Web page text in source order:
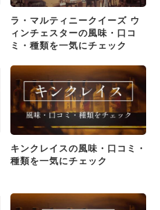
ラ・マルティニークイーズ ウ
ィンチェスターの風味・口コ
ミ・種類を一気にチェック
キンクレイスの風味・口コミ・
種類を一気にチェック